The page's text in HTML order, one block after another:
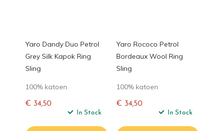
Yaro Dandy Duo Petrol
Grey Silk Kapok Ring
Sling
100% katoen
€ 34,50
In Stock
Yaro Rococo Petrol
Bordeaux Wool Ring
Sling
100% katoen
€ 34,50
In Stock